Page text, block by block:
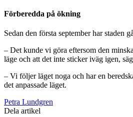
Förberedda på ökning
Sedan den första september har staden
– Det kunde vi göra eftersom den
läge och att det inte sticker iväg igen,
– Vi följer läget noga och har en
det anpassade läget.
Petra Lundgren
Dela artikel